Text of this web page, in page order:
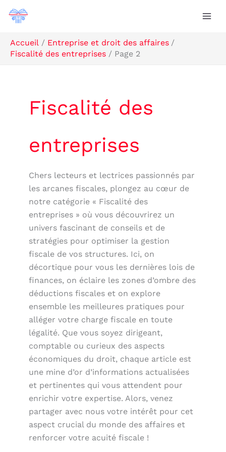
Aller
Accueil
Entreprise et droit des affaires
Fiscalité des entreprises
Page 2
Fiscalité des
entreprises
Chers lecteurs et lectrices passionnés par
les arcanes fiscales, plongez au cœur de
notre catégorie « Fiscalité des
entreprises » où vous découvrirez un
univers fascinant de conseils et de
stratégies pour optimiser la gestion
fiscale de vos structures. Ici, on
décortique pour vous les dernières lois de
finances, on éclaire les zones d’ombre des
déductions fiscales et on explore
ensemble les meilleures pratiques pour
alléger votre charge fiscale en toute
légalité. Que vous soyez dirigeant,
comptable ou curieux des aspects
économiques du droit, chaque article est
une mine d’or d’informations actualisées
et pertinentes qui vous attendent pour
enrichir votre expertise. Alors, venez
partager avec nous votre intérêt pour cet
aspect crucial du monde des affaires et
renforcer votre acuité fiscale !
Rechercher